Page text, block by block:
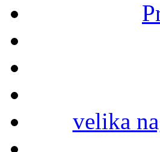
velika